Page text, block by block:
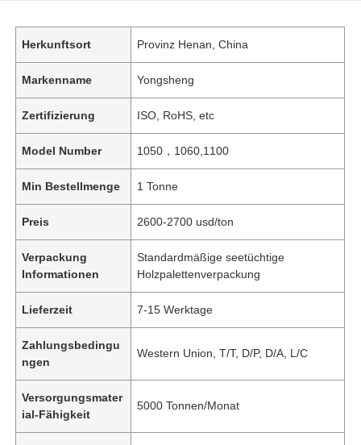
Herkunftsort Provinz Henan, China
Markenname Yongsheng
Zertifizierung ISO, RoHS, etc
Model Number 1050，1060,1100
Min Bestellmenge 1 Tonne
Preis 2600-2700 usd/ton
Verpackung
Informationen
Standardmäßige seetüchtige
Holzpalettenverpackung
Lieferzeit 7-15 Werktage
Zahlungsbedingu
ngen
Western Union, T/T, D/P, D/A, L/C
Versorgungsmater
ial-Fähigkeit
5000 Tonnen/Monat